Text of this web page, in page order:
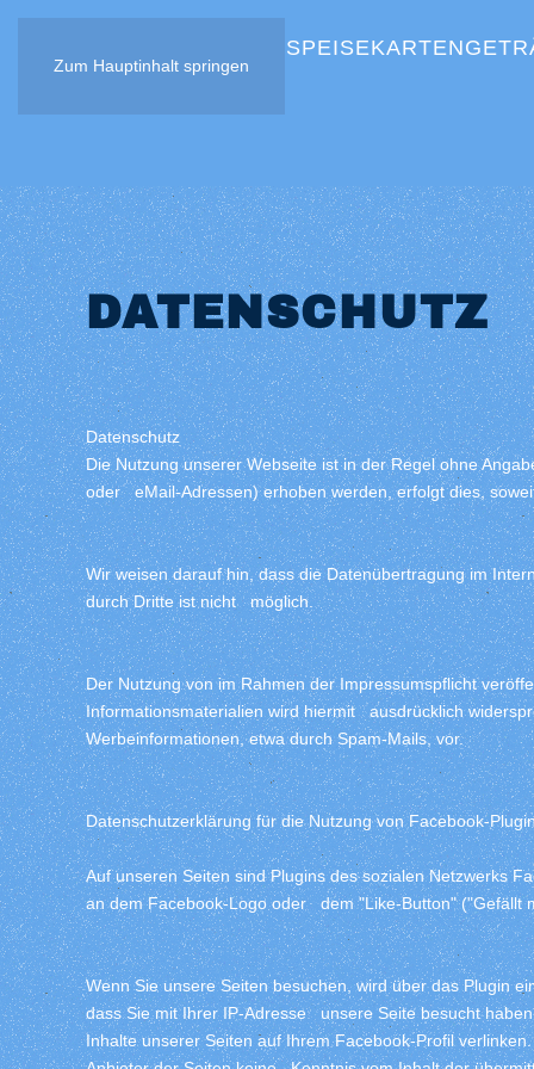
Zum Hauptinhalt springen
SPEISEKARTEN
DATENSCHUTZ
Datenschutz
Die Nutzung unserer Webseite ist in der Regel ohne
oder eMail-Adressen) erhoben werden, erfolgt dies,
Wir weisen darauf hin, dass die Datenübertragung im
durch Dritte ist nicht möglich.
Der Nutzung von im Rahmen der Impressumspflicht
Informationsmaterialien wird hiermit ausdrücklich
Werbeinformationen, etwa durch Spam-Mails, vor.
Datenschutzerklärung für die Nutzung von Facebook-
Auf unseren Seiten sind Plugins des sozialen Netzwerks
an dem Facebook-Logo oder dem "Like-Button" ("Gefällt
Wenn Sie unsere Seiten besuchen, wird über das Plugin
dass Sie mit Ihrer IP-Adresse unsere Seite besucht
Inhalte unserer Seiten auf Ihrem Facebook-Profil